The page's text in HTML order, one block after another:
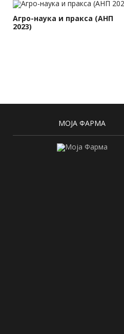
Агро-наука и пракса (АНП
2023)
МОЈА ФАРМА